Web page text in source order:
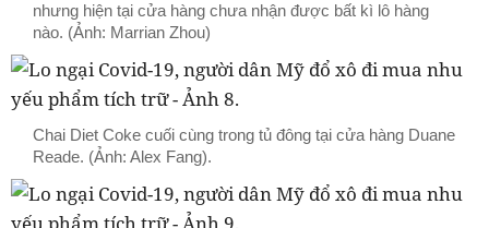
nhưng hiện tại cửa hàng chưa nhận được bất kì lô hàng
nào. (Ảnh: Marrian Zhou)
Chai Diet Coke cuối cùng trong tủ đông tại cửa hàng Duane
Reade. (Ảnh: Alex Fang).